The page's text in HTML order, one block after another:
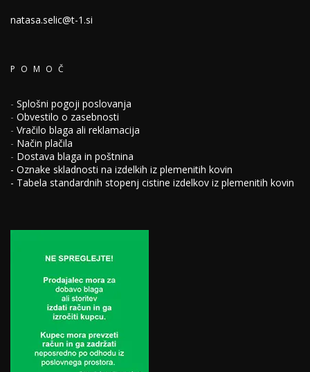
natasa.selic@t-1.si
POMOČ
- Splošni pogoji poslovanja
- Obvestilo o zasebnosti
- Vračilo blaga ali reklamacija
- Način plačila
- Dostava blaga in poštnina
- Oznake skladnosti na izdelkih iz plemenitih kovin
- Tabela standardnih stopenj cistine izdelkov iz plemenitih kovin